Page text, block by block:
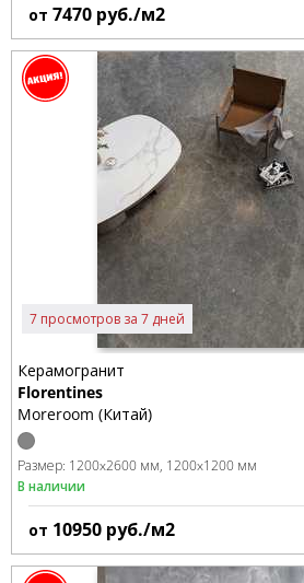
от 7470 руб./м2
7 просмотров за 7 дней
Керамогранит
Florentines
Moreroom (Китай)
Размер: 1200x2600 мм 1200x1200 мм
В наличии
от 10950 руб./м2